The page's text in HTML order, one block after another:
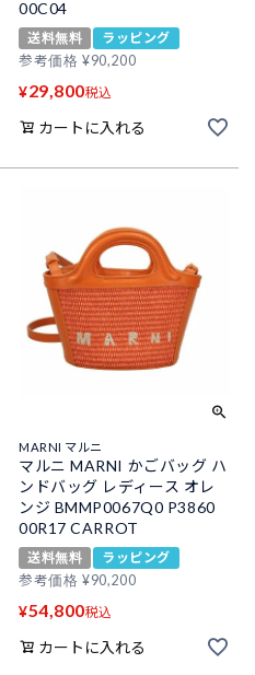
00C04
送料無料
ラッピング
参考価格 ¥90,200
¥29,800税込
カートに入れる
MARNI マルニ
マルニ MARNI かごバッグ ハ
ンドバッグ レディース オレ
ンジ BMMP0067Q0 P3860
00R17 CARROT
送料無料
ラッピング
参考価格 ¥90,200
¥54,800税込
カートに入れる